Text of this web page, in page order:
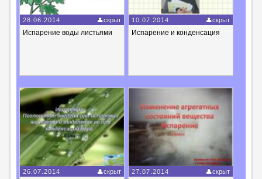
28.06.2014 скрыт
Испарение воды листьями
10.07.2014 скрыт
Испарение и конденсация
26.07.2014 скрыт 27.07.2014 скрыт